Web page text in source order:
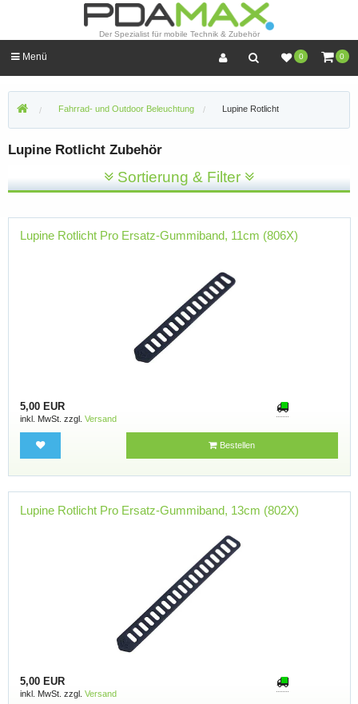
Der Spezialist für mobile Technik & Zubehör
0 0
Menü
Fahrrad- und Outdoor Beleuchtung Lupine Rotlicht
Lupine Rotlicht Zubehör
Sortierung & Filter
Lupine Rotlicht Pro Ersatz-Gummiband, 11cm (806X)
5,00 EUR
inkl. MwSt. zzgl. Versand
Bestellen
Lupine Rotlicht Pro Ersatz-Gummiband, 13cm (802X)
5,00 EUR
inkl. MwSt. zzgl. Versand